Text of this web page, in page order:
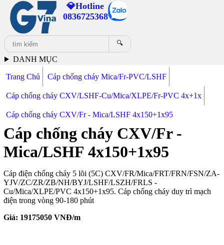
💎Hotline
0836725368
🔍
DANH MỤC
Trang Chủ Cáp chống cháy Mica/Fr-PVC/LSHF
Cáp chống cháy CXV/LSHF-Cu/Mica/XLPE/Fr-PVC 4x+1x
Cáp chống cháy CXV/Fr - Mica/LSHF 4x150+1x95
Cáp chống cháy CXV/Fr -
Mica/LSHF 4x150+1x95
Cáp điện chống cháy 5 lõi (5C) CXV/FR/Mica/FRT/FRN/FSN/ZA-
YJV/ZC/ZR/ZB/NH/BYJ/LSHF/LSZH/FRLS -
Cu/Mica/XLPE/PVC 4x150+1x95. Cáp chống cháy duy trì mạch
điện trong vòng 90-180 phút
Giá: 19175050VNĐ/m